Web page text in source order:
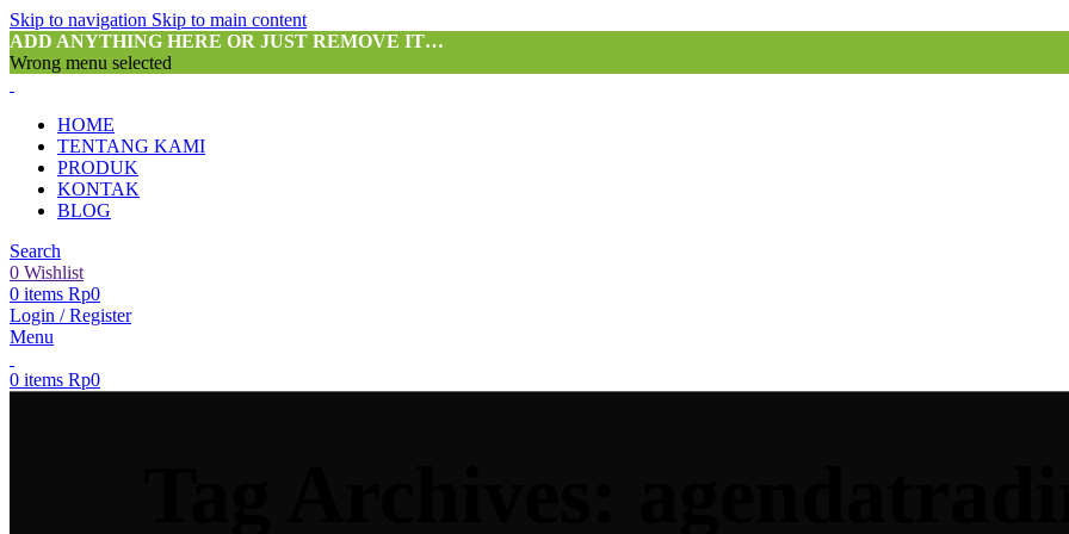
Skip to navigation Skip to main content
ADD ANYTHING HERE OR JUST REMOVE IT…
Wrong menu selected
HOME
TENTANG KAMI
PRODUK
KONTAK
BLOG
Search
0 Wishlist
0 items Rp0
Login / Register
Menu
0 items Rp0